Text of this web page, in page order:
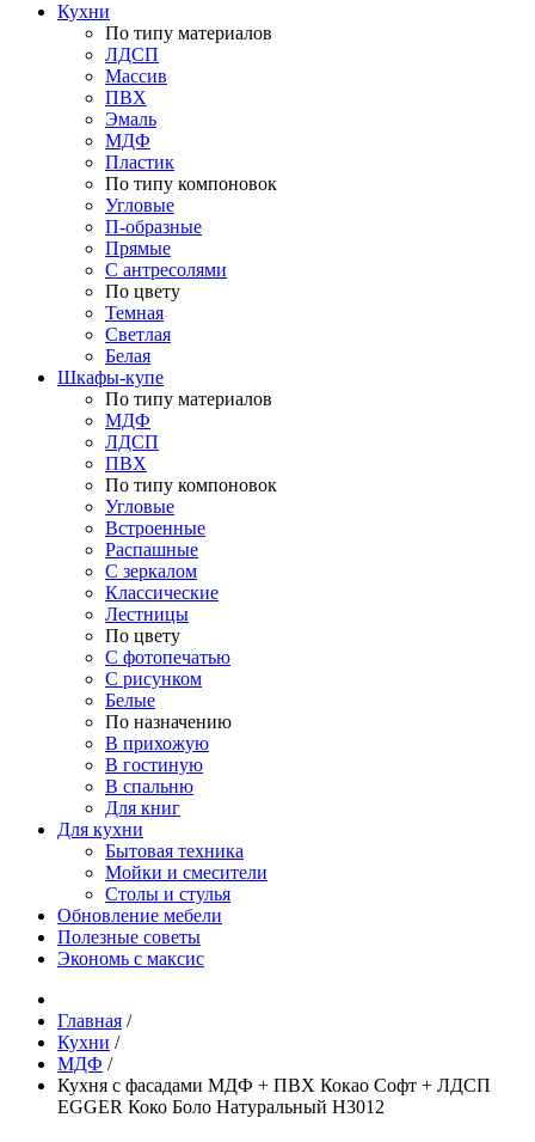
Кухни
По типу материалов
ЛДСП
Массив
ПВХ
Эмаль
МДФ
Пластик
По типу компоновок
Угловые
П-образные
Прямые
С антресолями
По цвету
Темная
Светлая
Белая
Шкафы-купе
По типу материалов
МДФ
ЛДСП
ПВХ
По типу компоновок
Угловые
Встроенные
Распашные
С зеркалом
Классические
Лестницы
По цвету
С фотопечатью
С рисунком
Белые
По назначению
В прихожую
В гостиную
В спальню
Для книг
Для кухни
Бытовая техника
Мойки и смесители
Столы и стулья
Обновление мебели
Полезные советы
Экономь с максис
Главная /
Кухни /
МДФ /
Кухня с фасадами МДФ + ПВХ Кокао Софт + ЛДСП
ЕGGER Коко Боло Натуральный H3012